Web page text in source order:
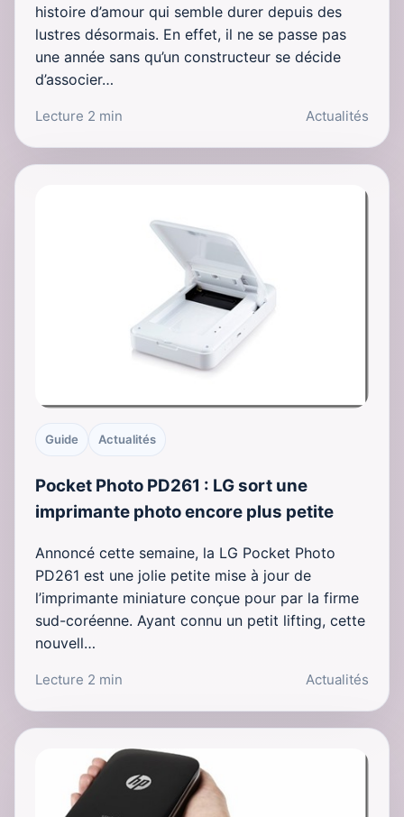
histoire d’amour qui semble durer depuis des
lustres désormais. En effet, il ne se passe pas
une année sans qu’un constructeur se décide
d’associer…
Lecture 2 min Actualités
Guide Actualités
Pocket Photo PD261 : LG sort une
imprimante photo encore plus petite
Annoncé cette semaine, la LG Pocket Photo
PD261 est une jolie petite mise à jour de
l’imprimante miniature conçue pour par la firme
sud-coréenne. Ayant connu un petit lifting, cette
nouvell…
Lecture 2 min Actualités